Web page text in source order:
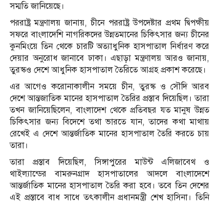
সম্মতি জানিয়েছে।
পররাষ্ট্র মন্ত্রণালয় জানায়, চীনে পররাষ্ট্র উপদেষ্টার প্রথম দ্বিপক্ষীয়
সফরে বাংলাদেশি নাগরিকদের উন্নতমানের চিকিৎসার জন্য চীনের
কুনমিংয়ে তিন থেকে চারটি অত্যাধুনিক হাসপাতাল নির্ধারণ করে
দেয়ার অনুরোধ জানাবে ঢাকা। এছাড়া মন্ত্রণালয় আরও জানায়,
তুরস্কও দেশে আধুনিক হাসপাতাল তৈরিতে আগ্রহ প্রকাশ করেছে।
এর আগেও করোনাকালীন সময়ে চীন, তুরস্ক ও সৌদি আরব
দেশে আন্তজাতিক মানের হাসপাতাল তৈরির প্রস্তাব দিয়েছিল। তারা
তখন জানিয়েছিলেন, বাংলাদেশ থেকে প্রতিবছর যত মানুষ উন্নত
চিকিৎসার জন্য বিদেশে তথা ভারতে যান, তাদের কথা মাথায়
রেখেই এ দেশে আন্তর্জাতিক মানের হাসপাতাল তৈরি করতে চায়
তারা।
তারা প্রস্তাব দিয়েছিল, সিঙ্গাপুরের মাউন্ট এলিজাবেথ ও
থাইল্যান্ডের বামরুনগ্রাদ হাসপাতালের আদলে বাংলাদেশে
আন্তর্জাতিক মানের হাসপাতাল তৈরি করা হবে। তবে তিন দেশের
এই প্রস্তাবে বাধ সাধে তৎকালীন প্রধানমন্ত্রী শেখ হাসিনা। তিনি